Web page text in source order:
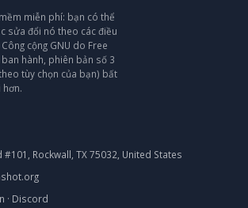
miễn phí: bạn có thể
sửa đổi nó theo các điều
cộng GNU do Free
hành, phiên bản số 3
tùy chọn của bạn) bất
#101, Rockwall, TX 75032, United States
· Discord